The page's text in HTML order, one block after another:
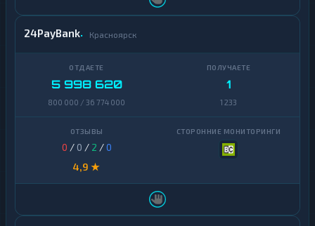
24PayBank Красноярск
5 998 620
800 000 / 36 774 000
1
1 233
0 / 0 / 2 /0
4,9 ★